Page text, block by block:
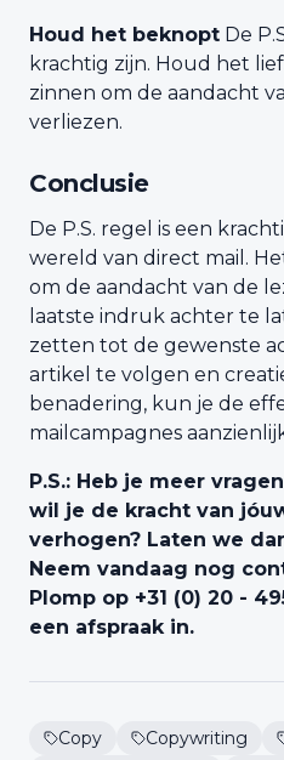
Houd het beknopt De
krachtig zijn. Houd het
zinnen om de aandacht
verliezen.
Conclusie
De P.S. regel is een
wereld van direct mail.
om de aandacht van de
laatste indruk achter te
zetten tot de gewenste
artikel te volgen en
benadering, kun je de
mailcampagnes
P.S.: Heb je meer
wil je de kracht van
verhogen? Laten we
Neem vandaag nog
Plomp op +31 (0) 20 -
een afspraak in.
Copy Copywriting